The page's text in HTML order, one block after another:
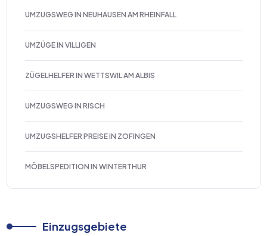
UMZUGSWEG IN NEUHAUSEN AM RHEINFALL
UMZÜGE IN VILLIGEN
ZÜGELHELFER IN WETTSWIL AM ALBIS
UMZUGSWEG IN RISCH
UMZUGSHELFER PREISE IN ZOFINGEN
MÖBELSPEDITION IN WINTERTHUR
Einzugsgebiete